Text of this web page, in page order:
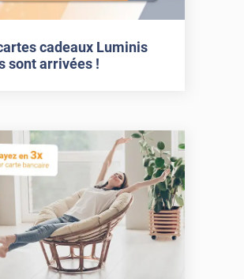
cadeaux Luminis
sont arrivées !